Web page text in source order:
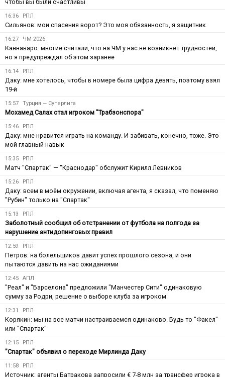
чтобы вы были счастливы
16:36 РПЛ
Сильянов: мои спасения ворот? Это моя обязанность, я защитник
16:27 ЧМ-2026
Каннаваро: многие считали, что на ЧМ у нас не возникнет трудностей,
но я предупреждал об этом заранее
16:14 РПЛ
Даку: мне хотелось, чтобы в номере была цифра девять, поэтому взял
19-й
15:57 Турция — Суперлига
Мохамед Салах стал игроком "Трабзонспора"
15:46 РПЛ
Даку: мне нравится играть на команду. И забивать, конечно, тоже. Это
мой главный навык
15:35 РПЛ
Матч "Спартак" — "Краснодар" обслужит Кирилл Левников
15:26 РПЛ
Даку: всем в моём окружении, включая агента, я сказал, что поменяю
"Рубин" только на "Спартак"
15:13 РПЛ
Заболотный сообщил об отстранении от футбола на полгода за
нарушение антидопинговых правил
12:59 РПЛ
Петров: на болельщиков давит успех прошлого сезона, и они
пытаются давить на нас ожиданиями
12:45 АПЛ
"Реал" и "Барселона" предложили "Манчестер Сити" одинаковую
сумму за Родри, решение о выборе клуба за игроком
12:31 РПЛ
Корякин: мы на все матчи настраиваемся одинаково. Будь то "Факел"
или "Спартак"
12:15 РПЛ
"Спартак" объявил о переходе Мирлинда Даку
11:58 РПЛ
Источник: агенты Батракова запросили € 7-8 млн за трансфер игрока в